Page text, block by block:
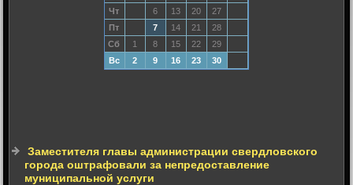
Чт
6 13 20
27
Пт
7 14 21
28
Сб
1 8 15 22
29
Вс
2 9 16 23 30
Заместителя главы администрации свердловского
города оштрафовали за непредоставление
муниципальной услуги